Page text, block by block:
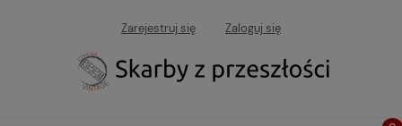
Zarejestruj się Zaloguj się